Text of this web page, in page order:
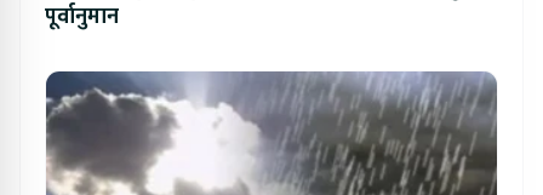
पूर्वानुमान